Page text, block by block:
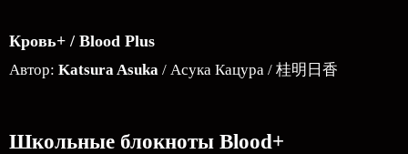
Кровь+ / Blood Plus
Автор: Katsura Asuka / Асука Кацура / 桂明日香
Школьные блокноты Blood+